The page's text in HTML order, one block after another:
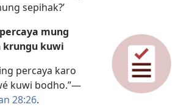
sepihak?’
mung
krungu kuwi
percaya karo
kuwi bodho.”​—
28:26.